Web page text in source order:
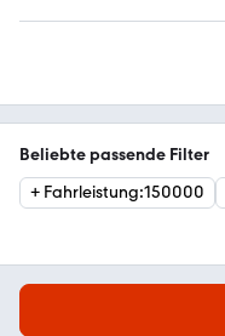
Beliebte passende Filter
+ Fahrleistung:150000